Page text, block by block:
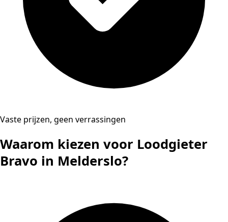
Vaste prijzen, geen verrassingen
Waarom kiezen voor Loodgieter
Bravo in Melderslo?